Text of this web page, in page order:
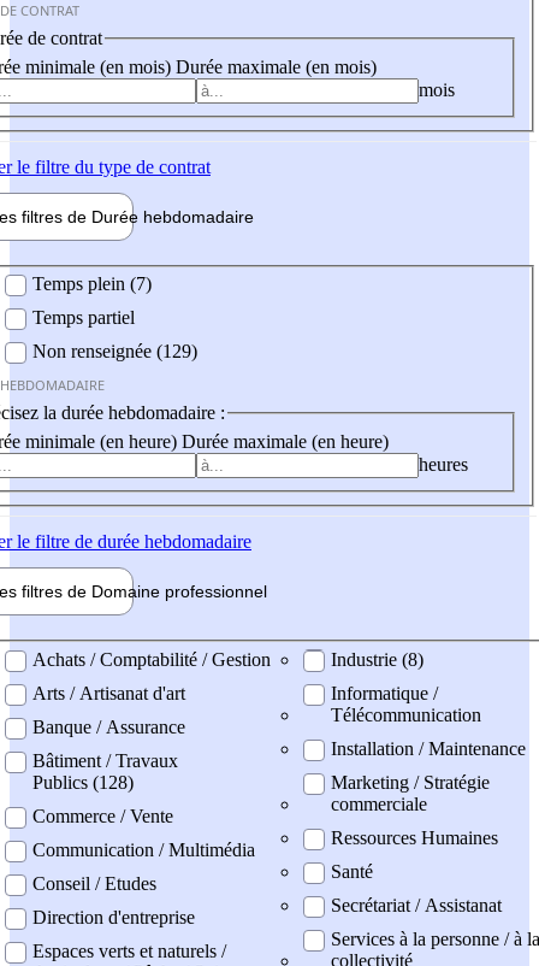
CONTRAT
de contrat
minimale (en mois) Durée maximale (en mois)
mois
le filtre du type de contrat
filtres de Durée hebdomadaire
Temps plein (7)
Temps partiel
Non renseignée (129)
la durée hebdomadaire :
minimale (en heure) Durée maximale (en heure)
heures
le filtre de durée hebdomadaire
filtres de Domaine professionnel
professionel
Achats / Comptabilité / Gestion
Arts / Artisanat d'art
Banque / Assurance
Bâtiment / Travaux
Publics (128)
Commerce / Vente
Communication / Multimédia
Conseil / Etudes
Direction d'entreprise
Espaces verts et naturels /
Industrie (8)
Informatique /
Télécommunication
Installation / Maintenance
Marketing / Stratégie
commerciale
Ressources Humaines
Santé
Secrétariat / Assistanat
Services à la personne / à la
collectivité